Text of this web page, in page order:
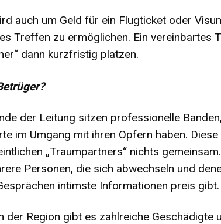
auch um Geld für ein Flugticket oder
Treffen zu ermöglichen. Ein vereinbartes
dann kurzfristig platzen.
der Leitung sitzen professionelle
im Umgang mit ihren Opfern haben.
„Traumpartners“ nichts
Personen, die sich abwechseln und
intimste Informationen preis gibt.
der Region gibt es zahlreiche Geschädigte